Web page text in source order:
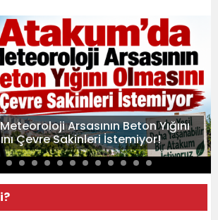
Arsasının Beton Yığını
Çevre Sakinleri İstemiyor!